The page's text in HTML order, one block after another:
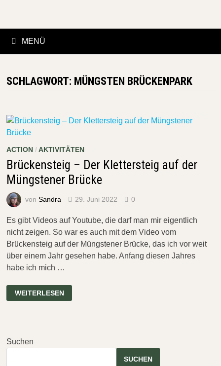
Inhalt
MENÜ
SCHLAGWORT: MÜNGSTEN BRÜCKENPARK
ACTION/AKTIVITÄTEN
Brückensteig – Der Klettersteig auf der
Müngstener Brücke
von Sandra 29. Juni 2022 0
Es gibt Videos auf Youtube, die darf man mir eigentlich
nicht zeigen. So war es auch mit dem Video vom
Brückensteig auf der Müngstener Brücke, das ich vor weit
über einem Jahr gesehen habe. Anfang diesen Jahres
habe ich mich …
BRÜCKENSTEIG
–
BRÜCKE
WEITERLESEN
Suchen
SUCHEN